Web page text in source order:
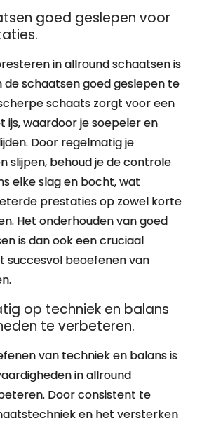
goed geslepen voor
in allround schaatsen is
de schaatsen goed geslepen te
schaats zorgt voor een
ijs, waardoor je soepeler en
Door regelmatig je
slijpen, behoud je de controle
elke slag en bocht, wat
prestaties op zowel korte
Het onderhouden van goed
is dan ook een cruciaal
succesvol beoefenen van
op techniek en balans
te verbeteren.
van techniek en balans is
in allround
Door consistent te
en het versterken